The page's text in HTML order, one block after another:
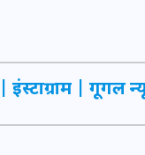
इंस्टाग्राम गूगल